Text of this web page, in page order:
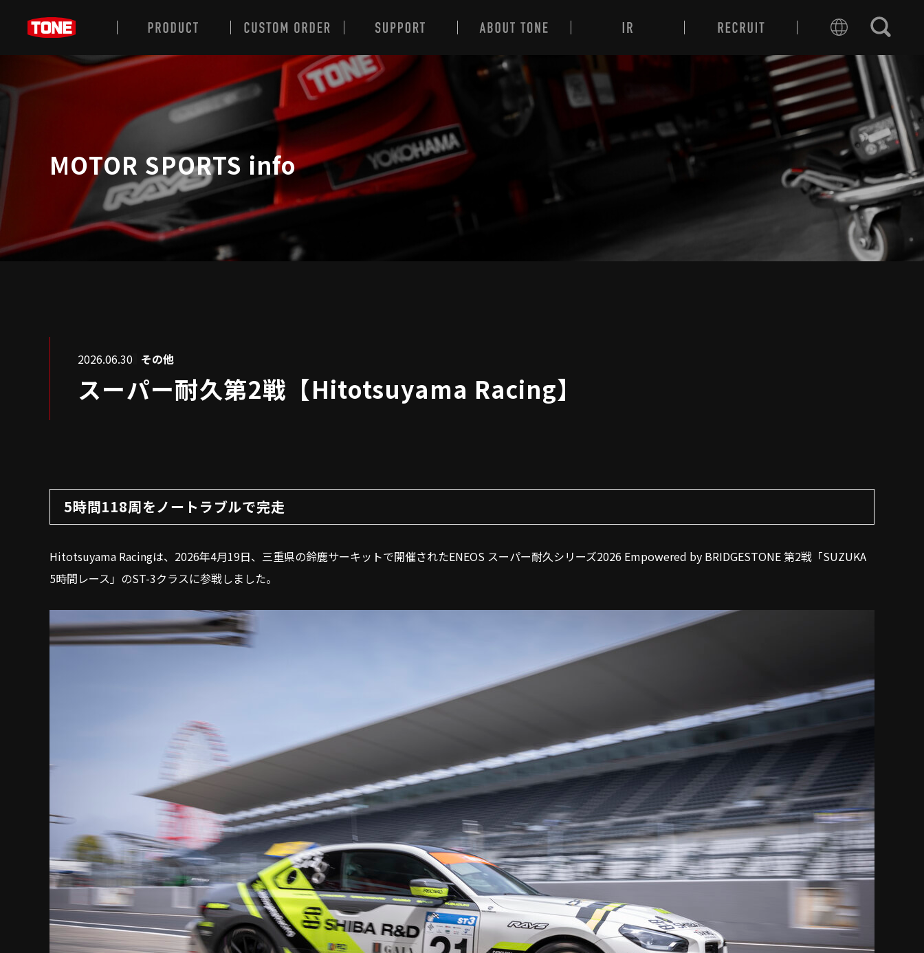
MOTOR SPORTS info
2026.06.30 その他
スーパー耐久第2戦【Hitotsuyama Racing】
5時間118周をノートラブルで完走
Hitotsuyama Racingは、2026年4月19日、三重県の鈴鹿サーキットで開催されたENEOS スーパー耐久シリーズ2026 Empowered by BRIDGESTONE 第2戦「SUZUKA
5時間レース」のST-3クラスに参戦しました。